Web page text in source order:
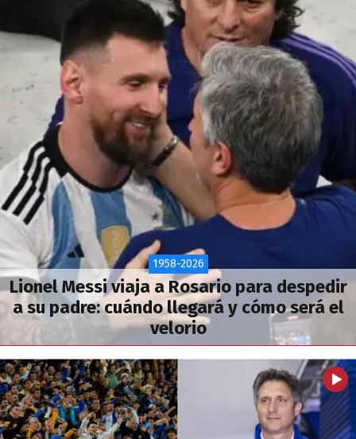
1958-2026
Lionel Messi viaja a Rosario para despedir
a su padre: cuándo llegará y cómo será el
velorio